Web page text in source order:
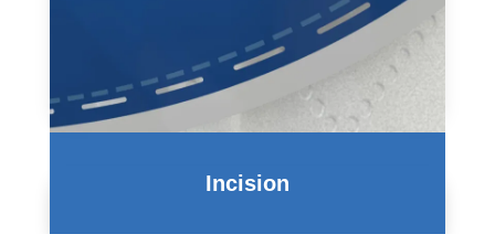
Incision